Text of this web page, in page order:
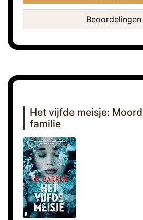
Beoordelingen
Het vijfde meisje:
familie